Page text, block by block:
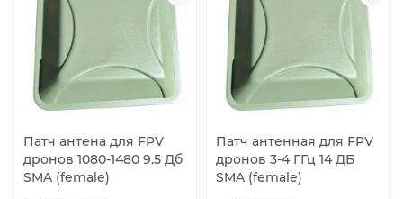
Патч антена для FPV
дронов 1080-1480 9.5 Дб
SMA (female)
Патч антенная для FPV
дронов 3-4 ГГц 14 ДБ
SMA (female)